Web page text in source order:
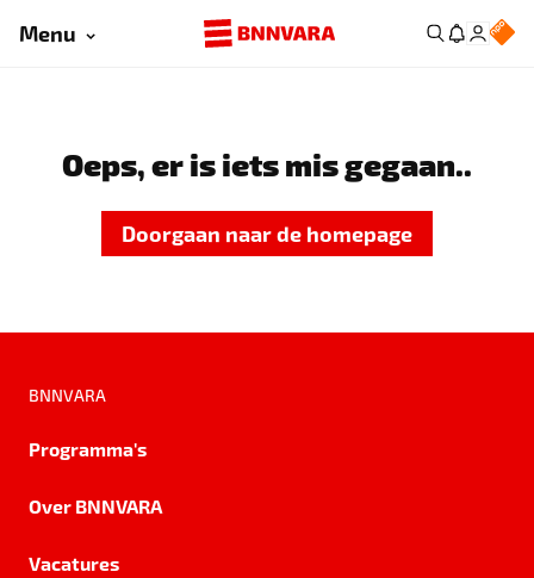
Menu
Oeps, er is iets mis gegaan..
Doorgaan naar de homepage
BNNVARA
Programma's
Over BNNVARA
Vacatures